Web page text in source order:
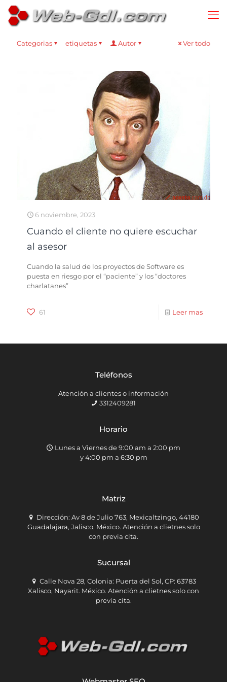
Categorias etiquetas Autor Ver todo
6 noviembre, 2023
Cuando el cliente no quiere escuchar
al asesor
Cuando la salud de los proyectos de Software es
puesta en riesgo por el “paciente” y los “doctores
charlatanes”
61 Leer mas
Teléfonos
Atención a clientes o información
3312409281
Horario
Lunes a Viernes de 9:00 am a 2:00 pm
y 4:00 pm a 6:30 pm
Matriz
Dirección: Av 8 de Julio 763, Mexicaltzingo, 44180
Guadalajara, Jalisco, México. Atención a clietnes solo
con previa cita.
Sucursal
Calle Nova 28, Colonia: Puerta del Sol, CP: 63783
Xalisco, Nayarit. México. Atención a clietnes solo con
previa cita.